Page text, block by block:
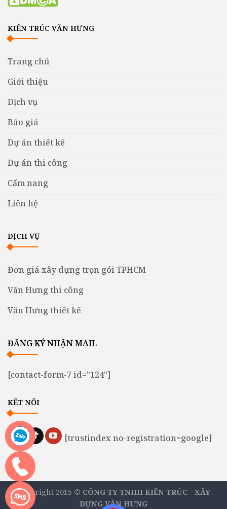
KIẾN TRÚC VĂN HƯNG
Trang chủ
Giới thiệu
Dịch vụ
Báo giá
Dự án thiết kế
Dự án thi công
Cẩm nang
Liên hệ
DỊCH VỤ
Đơn giá xây dựng trọn gói TPHCM
Văn Hưng thi công
Văn Hưng thiết kế
ĐĂNG KÝ NHẬN MAIL
[contact-form-7 id="124"]
KẾT NỐI
[trustindex no-registration=google]
Copyright 2015 © CÔNG TY TNHH KIẾN TRÚC - XÂY
DỰNG VĂN HƯNG